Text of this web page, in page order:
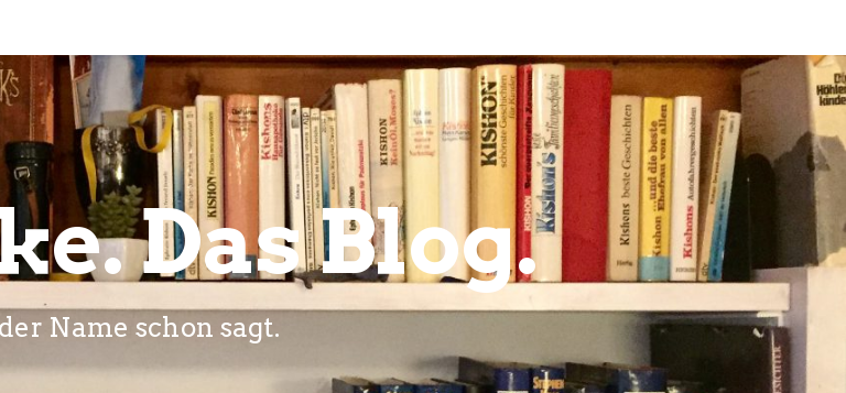
Das Blog.
Name schon sagt.